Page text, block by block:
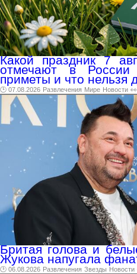
Какой праздник 7
отмечают в
приметы и что нельзя
🕑 07.08.2026 Развлечения Мире Новости
Бритая голова и
Жукова напугала
🕑 06.08.2026 Развлечения Звезды Новости